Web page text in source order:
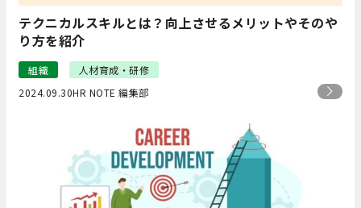
テクニカルスキルとは？向上させるメリットやそのや
り方を紹介
組織
人材育成・研修
2024.09.30HR NOTE 編集部